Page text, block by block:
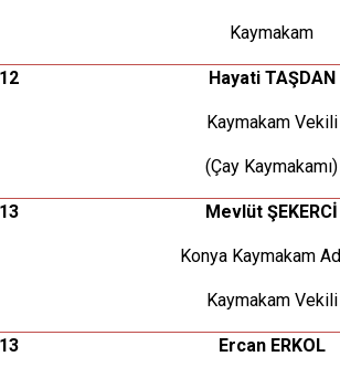
Kaymakam
Hayati TAŞDAN
Kaymakam Vekili
(Çay Kaymakamı)
Mevlüt ŞEKERCİ
Konya Kaymakam
Kaymakam Vekili
Ercan ERKOL